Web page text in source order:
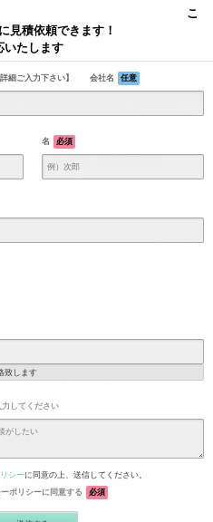
| ガラス情報発信メディア
/
★★★★★
勧める可能性は？
必見！ こ
簡単に見積依頼できます！
信対応いたします
詳細ご入力下さい】 会社名 任意
名 必須
致します
してください
シーに同意の上、送信してください。
ポリシーに同意する
必須